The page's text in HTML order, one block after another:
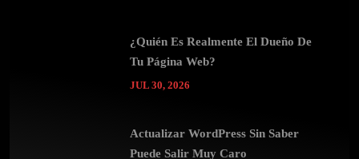
¿Quién Es Realmente El Dueño De
Tu Página Web?
JUL 30, 2026
Actualizar WordPress Sin Saber
Puede Salir Muy Caro